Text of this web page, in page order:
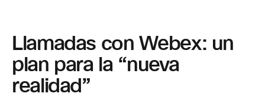
Llamadas con Webex: un
plan para la “nueva
realidad”